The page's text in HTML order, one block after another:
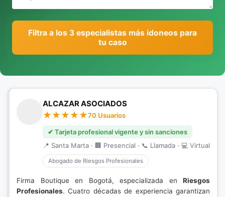
Filtra a los 3 especialistas más idoneos para
tu caso
ALCAZAR ASOCIADOS
70 Usuarios
✔ Tarjeta profesional vigente y sin sanciones
📍 Santa Marta · 🏢 Presencial · 📞 Llamada · 💻 Virtual
Abogado de Riesgos Profesionales
Firma Boutique en Bogotá, especializada en Riesgos
Profesionales. Cuatro décadas de experiencia garantizan